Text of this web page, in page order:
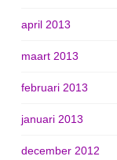
april 2013
maart 2013
februari 2013
januari 2013
december 2012